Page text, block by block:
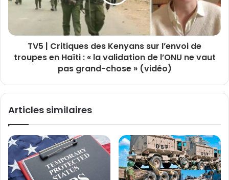
TV5 | Critiques des Kenyans sur l’envoi de
troupes en Haïti : « la validation de l’ONU ne vaut
pas grand-chose » (vidéo)
Articles similaires